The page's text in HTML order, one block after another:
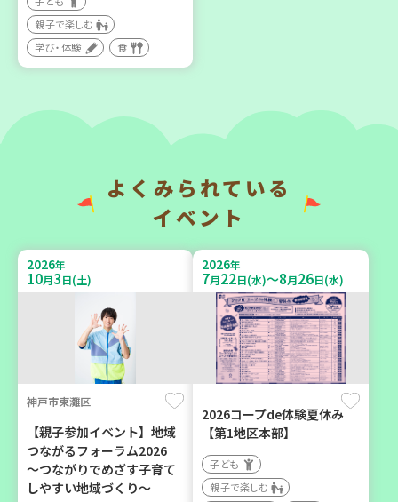
【第3地区本部】住み慣れた
地域で暮らしたい 「コープ
くらしの助け合いの会」
ボランティア
日(月) 9月26日(土)
「フードドライブ」集中受
ボランティア
2026年
9 月24日(木)
神戸市東灘区
【第3地区本部】地域のつど
い場で憩いのひとときを
（第4木曜日に開催）
カフェ・つどい場
2026年
9月6日(日)
親子で楽しむ
学び・体験
食
よくみられている
イベント
2026年
10月3日(土)
神戸市東灘区
【親子参加イベント】地域
つながるフォーラム2026
～つながりでめざす子育て
しやすい地域づくり～
2026年
7月22日(水)～8月26日(水)
2026コープde体験夏休み
【第1地区本部】
子ども
親子で楽しむ